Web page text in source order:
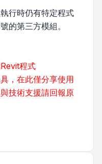
行時仍有特定程式
的第三方模組。
程式
，在此僅分享使用
技術支援請回報原